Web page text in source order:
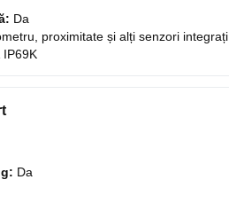
Da
proximitate și alți senzori integrați.
IP69K
Da